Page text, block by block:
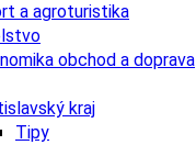
a agroturistika
obchod a doprava
kraj
Tipy